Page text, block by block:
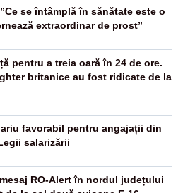
se întâmplă în sănătate este o
extraordinar de prost”
pentru a treia oară în 24 de ore.
britanice au fost ridicate de la
favorabil pentru angajații din
salarizării
RO-Alert în nordul județului